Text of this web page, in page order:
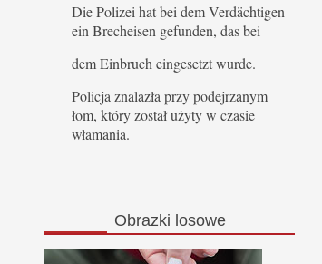
Die Polizei hat bei dem Verdächtigen
ein Brecheisen gefunden, das bei
dem Einbruch eingesetzt wurde.
Policja znalazła przy podejrzanym
łom, który został użyty w czasie
włamania.
Obrazki losowe